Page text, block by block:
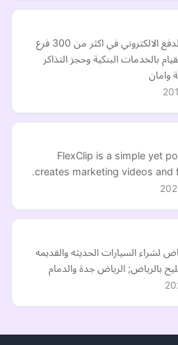
الان يمكنك التمتع بخدمات الدفع الالكتروني في اكثر من 300 فرع
بالخدمات البنكية وحجز التذاكر
وامان
FlexClip is a simple yet
creates marketing videos and
لشراء السيارات الحديثه والقديمه
بالرياض; الرياض جدة والدمام